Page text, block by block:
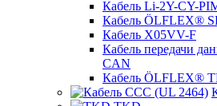
Кабель Li-2Y-CY-
Кабель ÖLFLEX®
Кабель X05VV-F
Кабель передачи
CAN
Кабель ÖLFLEX®